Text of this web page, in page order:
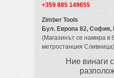
+359 885 149655
Zimber Tools
Бул. Европа 82, София,
(Магазинът се намира в
метростанция Сливница)
Ние винаги